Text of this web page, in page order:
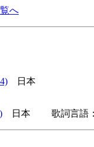
へ
日本
日本 歌詞言語：